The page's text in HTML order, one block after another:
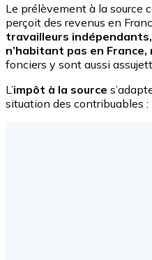
Le prélèvement à la source
perçoit des revenus en
travailleurs indépendants,
n’habitant pas en France,
fonciers y sont aussi
L’impôt à la source
situation des contribuables :